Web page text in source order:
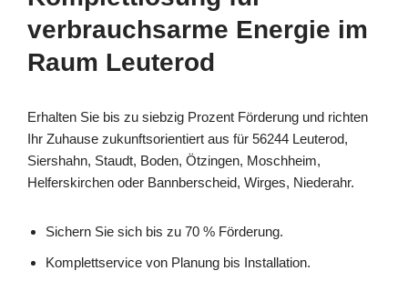
verbrauchsarme Energie im
Raum Leuterod
Erhalten Sie bis zu siebzig Prozent Förderung und richten
Ihr Zuhause zukunftsorientiert aus für 56244 Leuterod,
Siershahn, Staudt, Boden, Ötzingen, Moschheim,
Helferskirchen oder Bannberscheid, Wirges, Niederahr.
Sichern Sie sich bis zu 70 % Förderung.
Komplettservice von Planung bis Installation.